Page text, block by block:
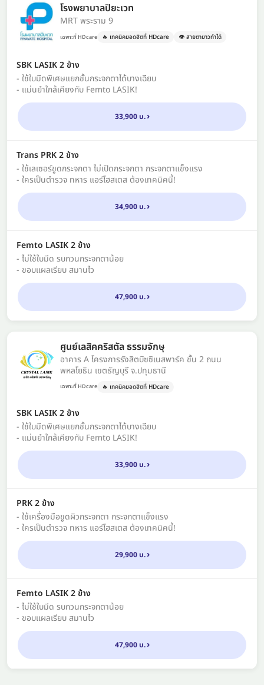
โรงพยาบาลปิยะเวท
MRT พระราม 9
เฉพาะที่ HDcare 🔥 เทคนิคยอดฮิตที่ HDcare 👁️ สายตายาวทำได้
SBK LASIK 2 ข้าง
- ใช้ใบมีดพิเศษแยกชั้นกระจกตาได้บางเฉียบ
- แม่นยำใกล้เคียงกับ Femto LASIK!
33,900 บ.
Trans PRK 2 ข้าง
- ใช้เลเซอร์ขูดกระจกตา ไม่เปิดกระจกตา กระจกตาแข็งแรง
- ใครเป็นตำรวจ ทหาร แอร์โฮสเตส ต้องเทคนิคนี้!
34,900 บ.
Femto LASIK 2 ข้าง
- ไม่ใช้ใบมีด รบกวนกระจกตาน้อย
- ขอบแผลเรียบ สมานไว
47,900 บ.
ศูนย์เลสิคคริสตัล ธรรมจักษุ
อาคาร A โครงการรังสิตบิซซิเนสพาร์ค ชั้น 2 ถนน
พหลโยธิน เขตธัญบุรี จ.ปทุมธานี
เฉพาะที่ HDcare 🔥 เทคนิคยอดฮิตที่ HDcare
SBK LASIK 2 ข้าง
- ใช้ใบมีดพิเศษแยกชั้นกระจกตาได้บางเฉียบ
- แม่นยำใกล้เคียงกับ Femto LASIK!
33,900 บ.
PRK 2 ข้าง
- ใช้เครื่องมือขูดผิวกระจกตา กระจกตาแข็งแรง
- ใครเป็นตำรวจ ทหาร แอร์โฮสเตส ต้องเทคนิคนี้!
29,900 บ.
Femto LASIK 2 ข้าง
- ไม่ใช้ใบมีด รบกวนกระจกตาน้อย
- ขอบแผลเรียบ สมานไว
47,900 บ.